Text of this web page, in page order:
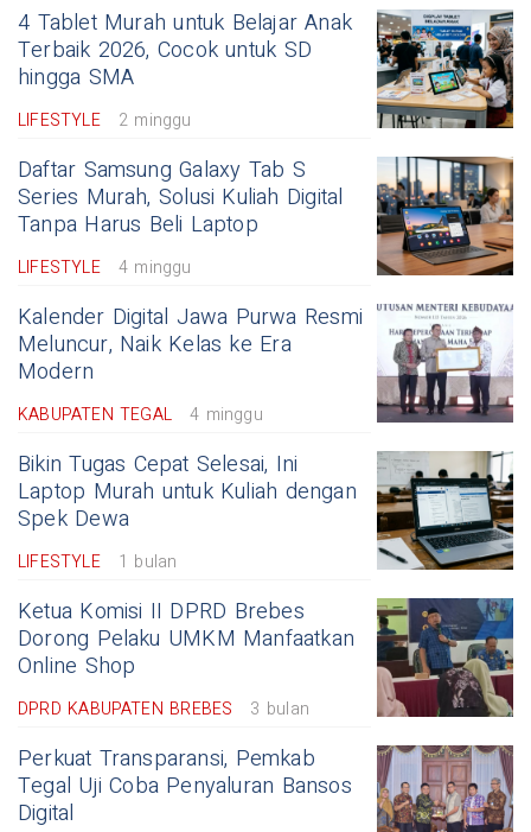
4 Tablet Murah untuk Belajar Anak
Terbaik 2026, Cocok untuk SD
hingga SMA
LIFESTYLE 2 minggu
Daftar Samsung Galaxy Tab S
Series Murah, Solusi Kuliah Digital
Tanpa Harus Beli Laptop
LIFESTYLE 4 minggu
Kalender Digital Jawa Purwa Resmi
Meluncur, Naik Kelas ke Era
Modern
KABUPATEN TEGAL 4 minggu
Bikin Tugas Cepat Selesai, Ini
Laptop Murah untuk Kuliah dengan
Spek Dewa
LIFESTYLE 1 bulan
Ketua Komisi II DPRD Brebes
Dorong Pelaku UMKM Manfaatkan
Online Shop
DPRD KABUPATEN BREBES 3 bulan
Perkuat Transparansi, Pemkab
Tegal Uji Coba Penyaluran Bansos
Digital